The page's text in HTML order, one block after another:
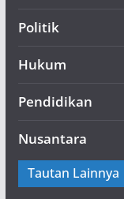
Politik
Hukum
Pendidikan
Nusantara
Tautan Lainnya